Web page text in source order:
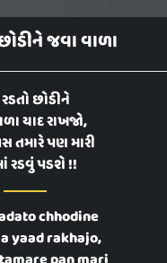
જવા વાળા
છોડીને
યાદ રાખજો,
તમારે પણ મારી
રડવું પડશે !!
chhodine
yaad rakhajo,